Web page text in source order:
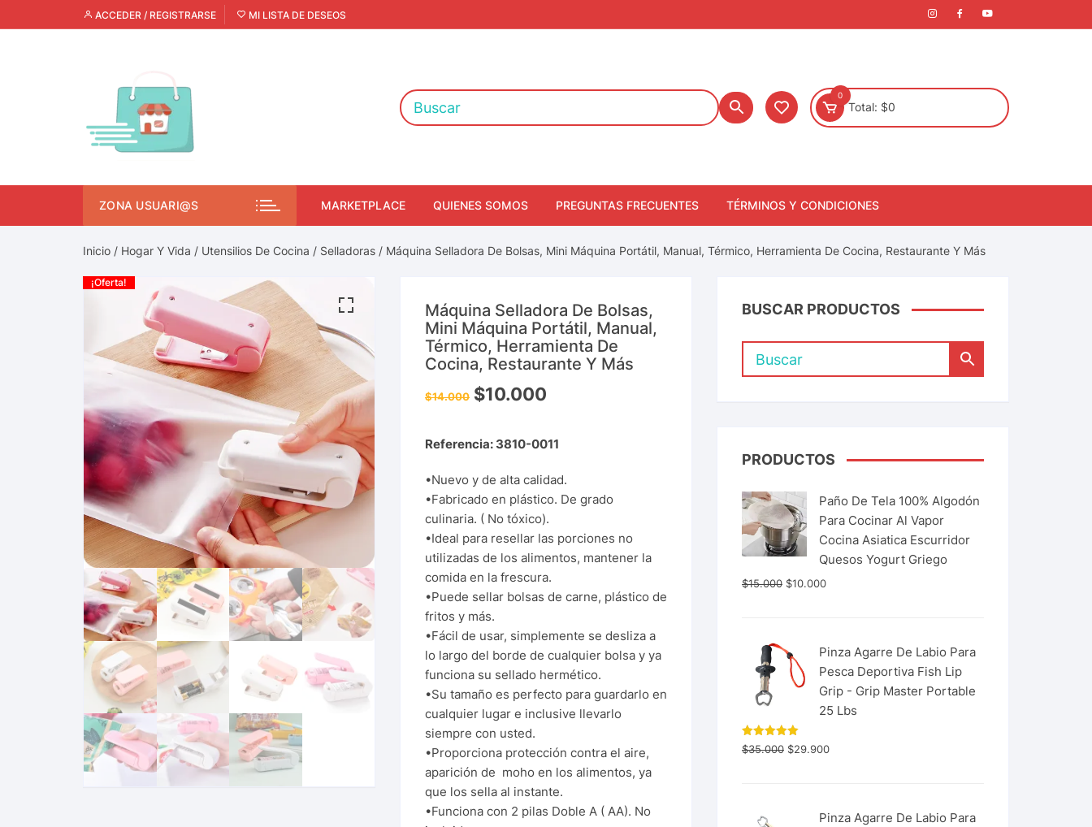
ACCEDER / REGISTRARSE MI LISTA DE DESEOS
0
Total: $0
ZONA USUARI@S MARKETPLACE QUIENES SOMOS PREGUNTAS FRECUENTES TÉRMINOS Y CONDICIONES
Inicio / Hogar Y Vida / Utensilios De Cocina / Selladoras / Máquina Selladora De Bolsas, Mini Máquina Portátil, Manual, Térmico, Herramienta De Cocina, Restaurante Y Más
¡Oferta!
Máquina Selladora De Bolsas,
Mini Máquina Portátil, Manual,
Térmico, Herramienta De
Cocina, Restaurante Y Más
$14.000 $10.000
Referencia: 3810-0011
•Nuevo y de alta calidad.
•Fabricado en plástico. De grado
culinaria. ( No tóxico).
•Ideal para resellar las porciones no
utilizadas de los alimentos, mantener la
comida en la frescura.
•Puede sellar bolsas de carne, plástico de
fritos y más.
•Fácil de usar, simplemente se desliza a
lo largo del borde de cualquier bolsa y ya
funciona su sellado hermético.
•Su tamaño es perfecto para guardarlo en
cualquier lugar e inclusive llevarlo
siempre con usted.
•Proporciona protección contra el aire,
aparición de moho en los alimentos, ya
que los sella al instante.
•Funciona con 2 pilas Doble A ( AA). No
BUSCAR PRODUCTOS
PRODUCTOS
Paño De Tela 100% Algodón
Para Cocinar Al Vapor
Cocina Asiatica Escurridor
Quesos Yogurt Griego
$15.000 $10.000
Pinza Agarre De Labio Para
Pesca Deportiva Fish Lip
Grip - Grip Master Portable
25 Lbs
Valorado
con 5.00
$35.000 $29.900
Pinza Agarre De Labio Para